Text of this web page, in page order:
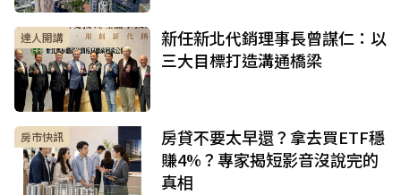
達人開講
新任新北代銷理事長曾謀仁：以
三大目標打造溝通橋梁
房市快訊
房貸不要太早還？拿去買ETF穩
賺4%？專家揭短影音沒說完的
真相